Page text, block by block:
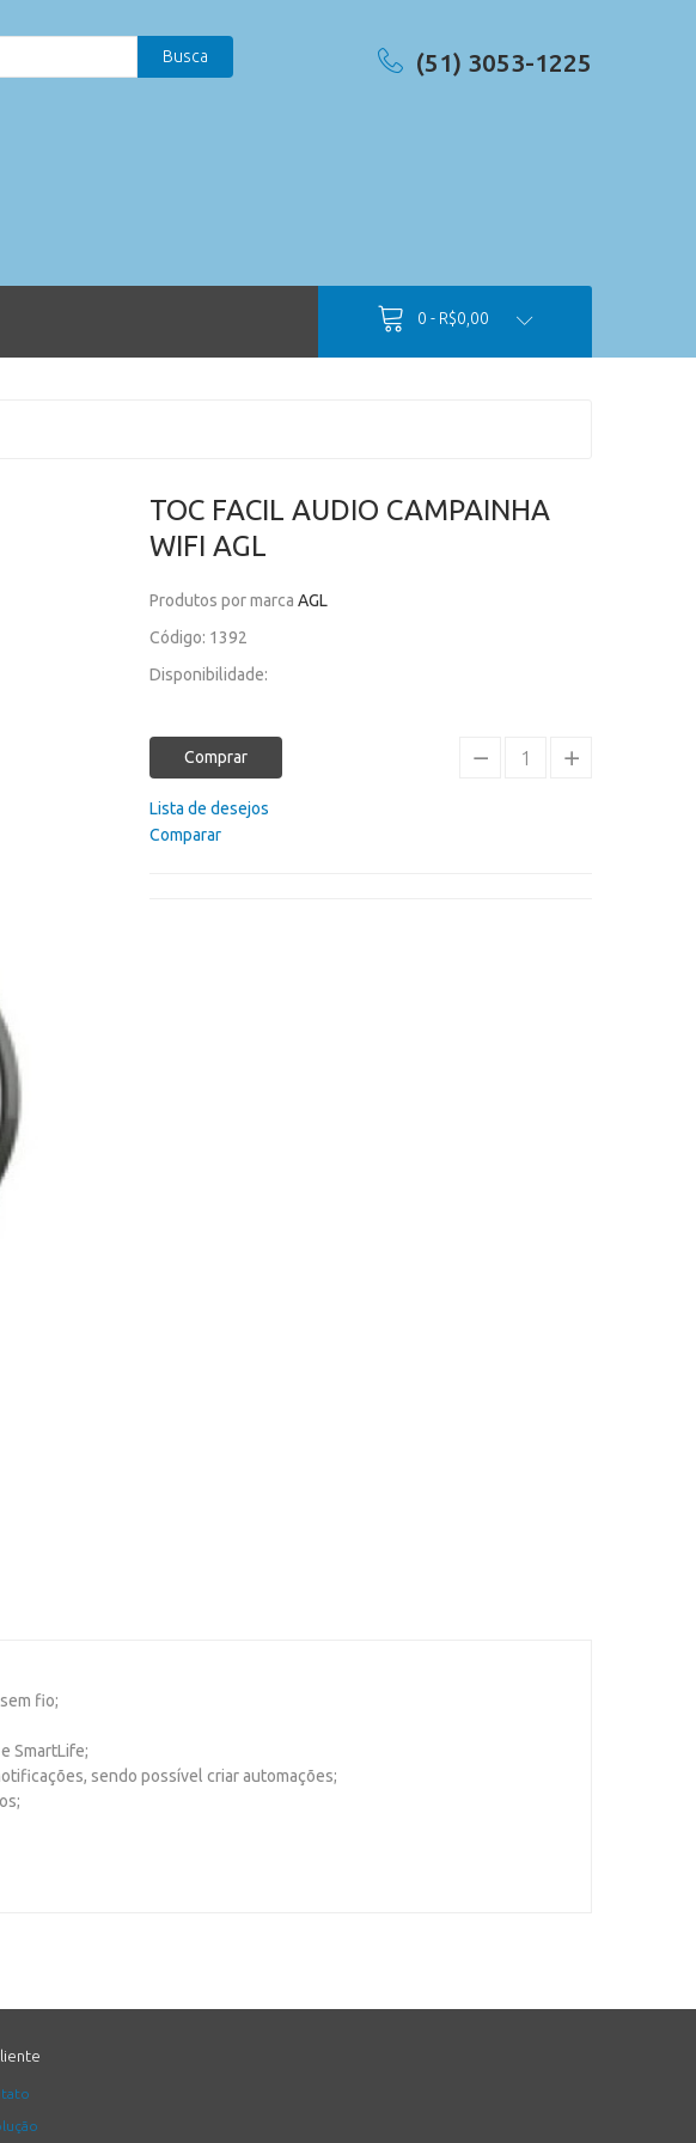
(51) 3053-1225
Busca
0 - R$0,00
TOC FACIL AUDIO CAMPAINHA
WIFI AGL
Produtos por marca AGL
Código: 1392
Disponibilidade:
Comprar
Lista de desejos
Comparar
fio;
SmartLife;
sendo possível criar automações;